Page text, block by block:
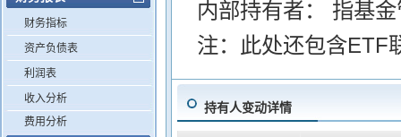
财务指标
资产负债表
利润表
收入分析
费用分析
内部持有者： 指基
注：此处还包含ETF
持有人变动详情